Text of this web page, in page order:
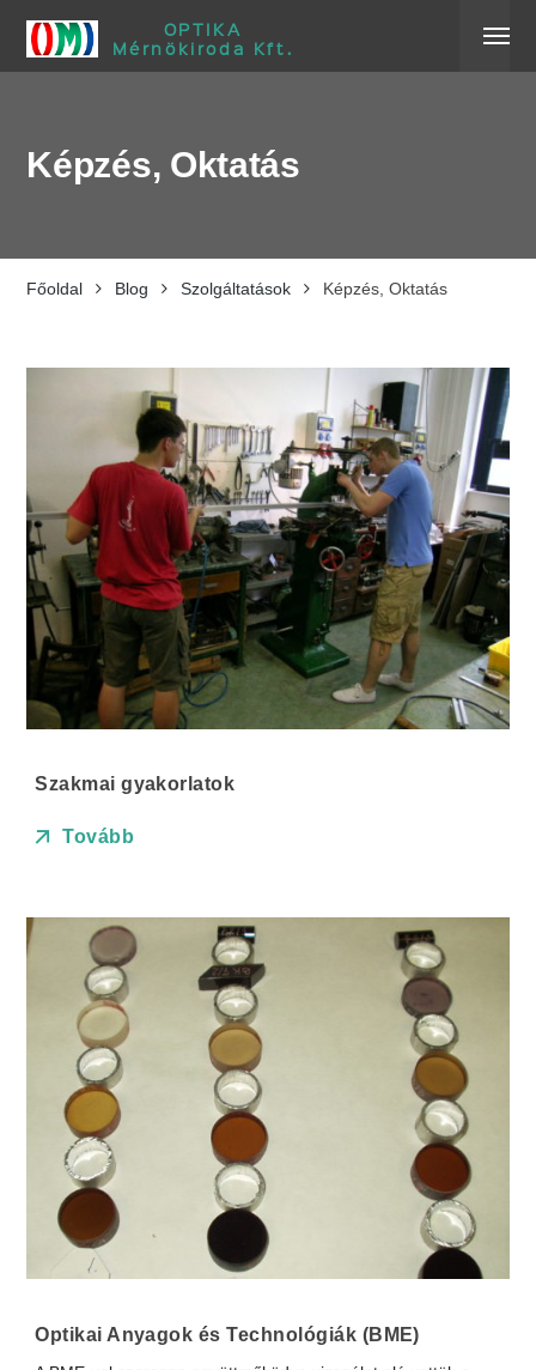
OPTIKA
Mérnökiroda Kft.
Képzés, Oktatás
Főoldal Blog Szolgáltatások Képzés, Oktatás
Szakmai gyakorlatok
Tovább
Optikai Anyagok és Technológiák (BME)